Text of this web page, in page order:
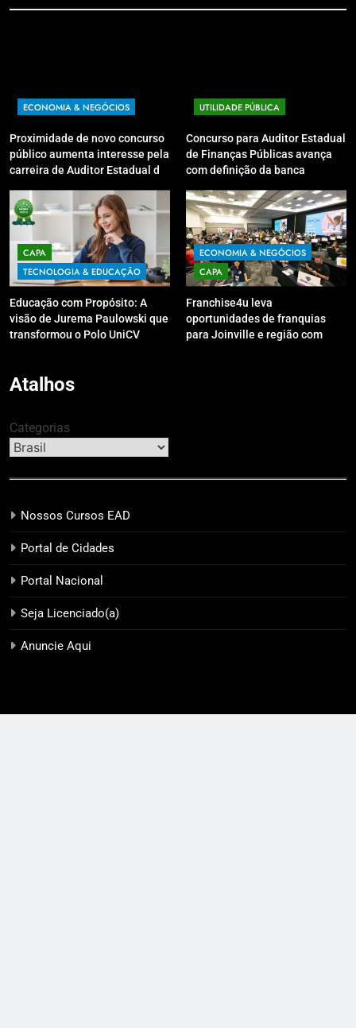
ECONOMIA & NEGÓCIOS
Proximidade de novo concurso
público aumenta interesse pela
carreira de Auditor Estadual de
Youtube irá sanar dúvidas
UTILIDADE PÚBLICA
Concurso para Auditor Estadual
de Finanças Públicas avança
com definição da banca
CAPA
TECNOLOGIA & EDUCAÇÃO
Educação com Propósito: A
visão de Jurema Paulowski que
transformou o Polo UniCV
ECONOMIA & NEGÓCIOS
CAPA
Franchise4u leva
oportunidades de franquias
para Joinville e região com
Atalhos
Categorias
Nossos Cursos EAD
Portal de Cidades
Portal Nacional
Seja Licenciado(a)
Anuncie Aqui